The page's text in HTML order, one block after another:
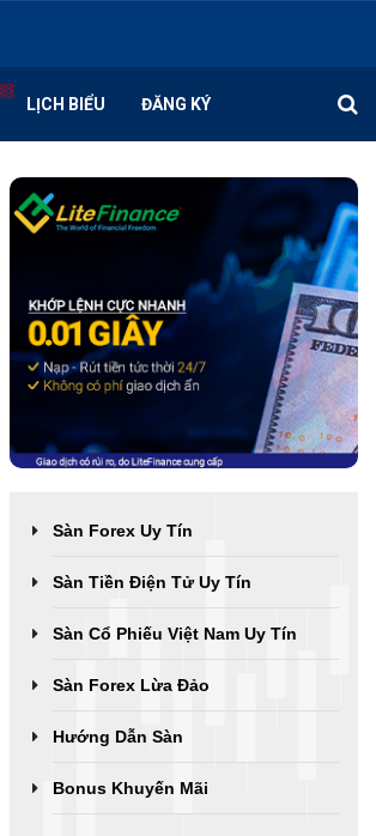
LỊCH BIỂU ĐĂNG KÝ
Sàn Forex Uy Tín
Sàn Tiền Điện Tử Uy Tín
Sàn Cổ Phiếu Việt Nam Uy Tín
Sàn Forex Lừa Đảo
Hướng Dẫn Sàn
Bonus Khuyến Mãi